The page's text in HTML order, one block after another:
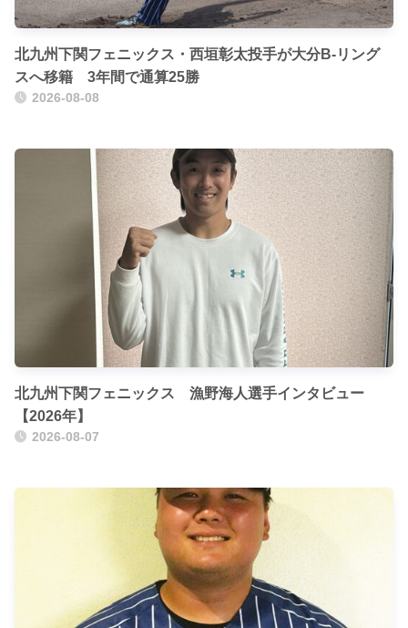
北九州下関フェニックス・西垣彰太投手が大分B-リング
スへ移籍 3年間で通算25勝
2026-08-08
北九州下関フェニックス 漁野海人選手インタビュー
【2026年】
2026-08-07